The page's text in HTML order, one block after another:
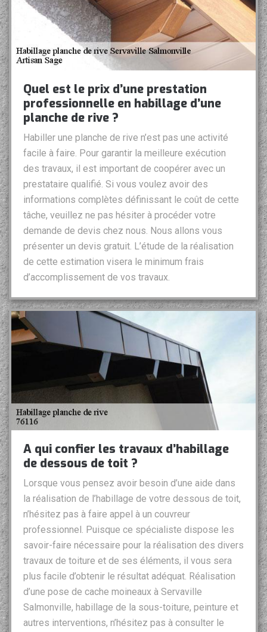
Quel est le prix d’une prestation
professionnelle en habillage d’une
planche de rive ?
Habiller une planche de rive n’est pas une activité
facile à faire. Pour garantir la meilleure exécution
des travaux, il est important de coopérer avec un
prestataire qualifié. Si vous voulez avoir des
informations complètes définissant le coût de cette
tâche, veuillez ne pas hésiter à procéder votre
demande de devis chez nous. Nous allons vous
présenter un devis gratuit. L’étude de la réalisation
de cette estimation visera le minimum frais
d’accomplissement de vos travaux.
A qui confier les travaux d’habillage
de dessous de toit ?
Lorsque vous pensez avoir besoin d’une aide dans
la réalisation de l’habillage de votre dessous de toit,
n’hésitez pas à faire appel à un couvreur
professionnel. Puisque ce spécialiste dispose les
savoir-faire nécessaire pour la réalisation des divers
travaux de toiture et de ses éléments, il vous sera
plus facile d’obtenir le résultat adéquat. Réalisation
d’une pose de cache moineaux à Servaville
Salmonville, habillage de la sous-toiture, peinture et
autres interventions, n’hésitez pas à consulter le